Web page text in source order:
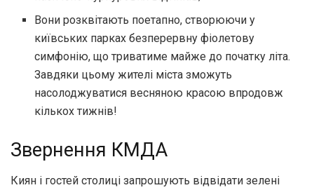
Вони розквітають поетапно, створюючи у
київських парках безперервну фіолетову
симфонію, що триватиме майже до початку літа.
Завдяки цьому жителі міста зможуть
насолоджуватися весняною красою впродовж
кількох тижнів!
Звернення КМДА
Киян і гостей столиці запрошують відвідати зелені